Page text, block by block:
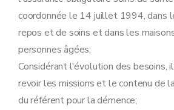
coordonnée le 14 juillet 1994, dans
repos et de soins et dans les
personnes âgées;
Considérant l'évolution des besoins,
revoir les missions et le contenu de
du référent pour la démence;